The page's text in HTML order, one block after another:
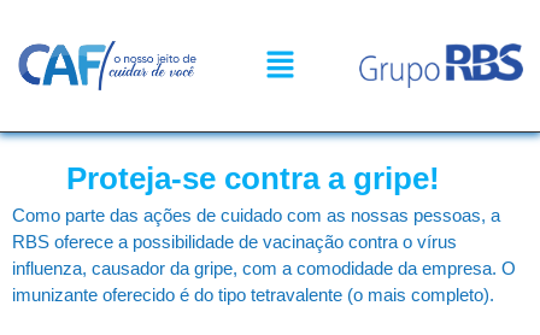
Proteja-se contra a gripe!
Como parte das ações de cuidado com as nossas pessoas, a
RBS oferece a possibilidade de vacinação contra o vírus
influenza, causador da gripe, com a comodidade da empresa. O
imunizante oferecido é do tipo tetravalente (o mais completo).